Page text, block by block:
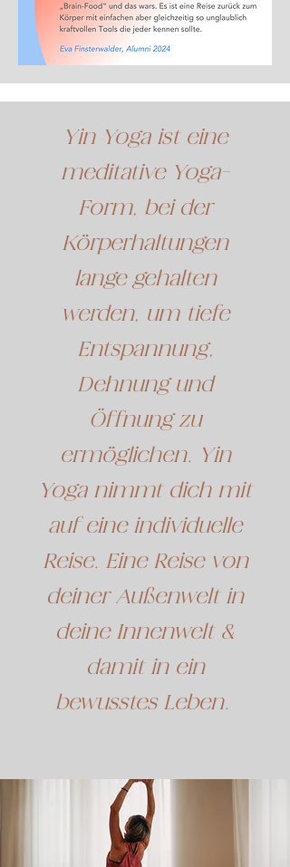
Yin Yoga ist eine
meditative Yoga-
Form, bei der
Körperhaltungen
lange gehalten
werden, um tiefe
Entspannung,
Dehnung und
Öffnung zu
ermöglichen. Yin
Yoga nimmt dich mit
auf eine individuelle
Reise. Eine Reise von
deiner Außenwelt in
deine Innenwelt &
damit in ein
bewusstes Leben.